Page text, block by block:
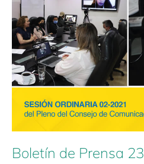
Boletín de Prensa 23
de
Prensa
23